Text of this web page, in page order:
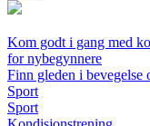
Kom godt i gang med
for nybegynnere
Finn gleden i bevegelse
Sport
Sport